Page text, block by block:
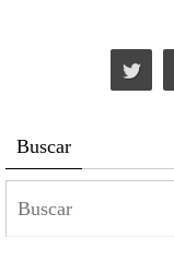
Buscar